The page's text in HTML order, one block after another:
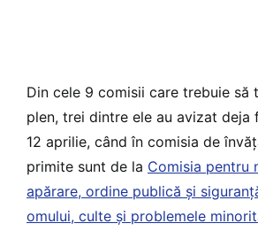
Din cele 9 comisii care trebuie
plen, trei dintre ele au avizat
12 aprilie, când în comisia de
primite sunt de la Comisia pentru
apărare, ordine publică şi
omului, culte şi problemele